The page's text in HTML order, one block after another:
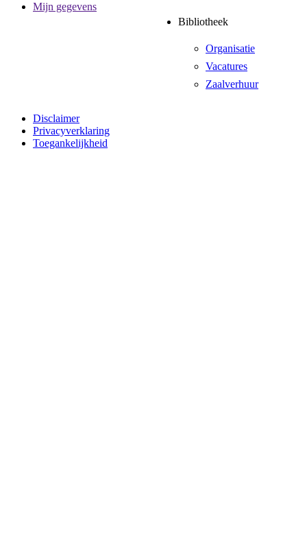
Mijn gegevens
Bibliotheek
Organisatie
Vacatures
Zaalverhuur
Disclaimer
Privacyverklaring
Toegankelijkheid